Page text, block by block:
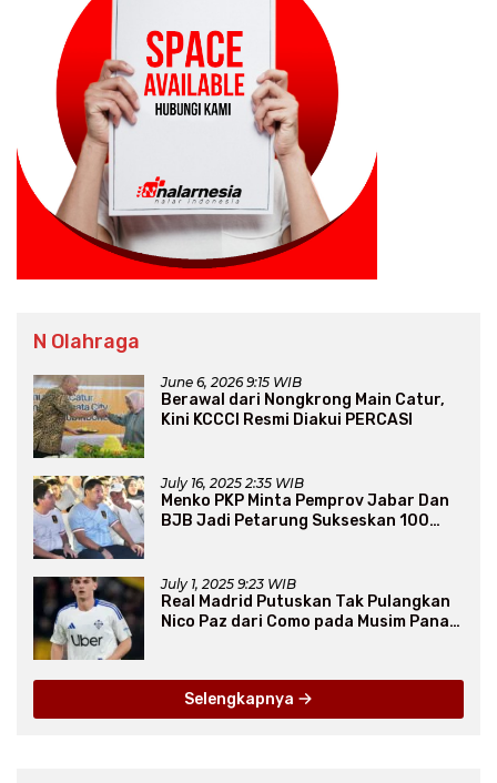
N Olahraga
June 6, 2026 9:15 WIB
Berawal dari Nongkrong Main Catur,
Kini KCCCI Resmi Diakui PERCASI
July 16, 2025 2:35 WIB
Menko PKP Minta Pemprov Jabar Dan
BJB Jadi Petarung Sukseskan 100
July 1, 2025 9:23 WIB
Real Madrid Putuskan Tak Pulangkan
Nico Paz dari Como pada Musim Panas
Selengkapnya